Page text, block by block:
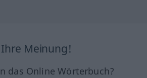
Ihre Meinung!
das Online Wörterbuch?